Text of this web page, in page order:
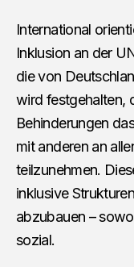
International
Inklusion an der
die von
wird festgehalten,
Behinderungen
mit anderen an
teilzunehmen.
inklusive
abzubauen –
sozial.